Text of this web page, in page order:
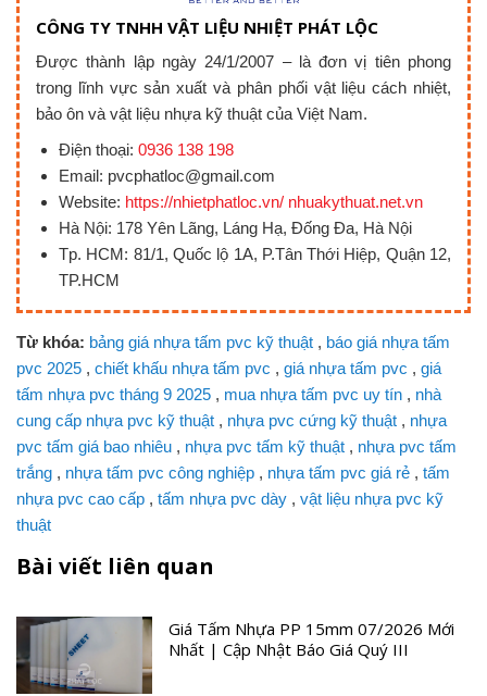
CÔNG TY TNHH VẬT LIỆU NHIỆT PHÁT LỘC
Được thành lập ngày 24/1/2007 – là đơn vị tiên phong
trong lĩnh vực sản xuất và phân phối vật liệu cách nhiệt,
bảo ôn và vật liệu nhựa kỹ thuật của Việt Nam.
Điện thoại: 0936 138 198
Email: pvcphatloc@gmail.com
Website: https://nhietphatloc.vn/ nhuakythuat.net.vn
Hà Nội: 178 Yên Lãng, Láng Hạ, Đống Đa, Hà Nội
Tp. HCM: 81/1, Quốc lộ 1A, P.Tân Thới Hiệp, Quận 12,
TP.HCM
Từ khóa: bảng giá nhựa tấm pvc kỹ thuật , báo giá nhựa tấm
pvc 2025 , chiết khấu nhựa tấm pvc , giá nhựa tấm pvc , giá
tấm nhựa pvc tháng 9 2025 , mua nhựa tấm pvc uy tín , nhà
cung cấp nhựa pvc kỹ thuật , nhựa pvc cứng kỹ thuật , nhựa
pvc tấm giá bao nhiêu , nhựa pvc tấm kỹ thuật , nhựa pvc tấm
trắng , nhựa tấm pvc công nghiệp , nhựa tấm pvc giá rẻ , tấm
nhựa pvc cao cấp , tấm nhựa pvc dày , vật liệu nhựa pvc kỹ
thuật
Bài viết liên quan
Giá Tấm Nhựa PP 15mm 07/2026 Mới
Nhất | Cập Nhật Báo Giá Quý III